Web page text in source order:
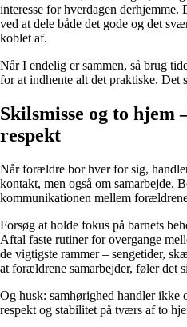
interesse for hverdagen
ved at dele både det gode og det
koblet af.
Når I endelig er sammen, så brug
for at indhente alt det praktiske. Det
Skilsmisse og to hjem
respekt
Når forældre bor hver for sig,
kontakt, men også om samarbejde.
kommunikationen mellem
Forsøg at holde fokus på barnets
Aftal faste rutiner for overgange
de vigtigste rammer – sengetider,
at forældrene samarbejder, føler det
Og husk: samhørighed handler ikke
respekt og stabilitet på tværs af to